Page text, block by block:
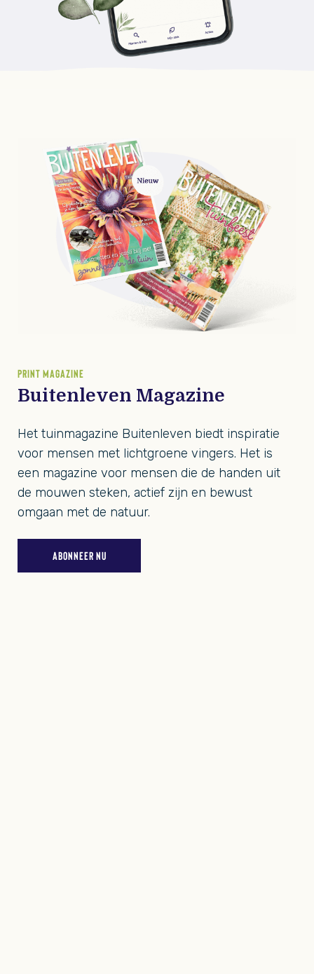
PRINT MAGAZINE
Buitenleven Magazine
Het tuinmagazine Buitenleven biedt inspiratie
voor mensen met lichtgroene vingers. Het is
een magazine voor mensen die de handen uit
de mouwen steken, actief zijn en bewust
omgaan met de natuur.
ABONNEER NU